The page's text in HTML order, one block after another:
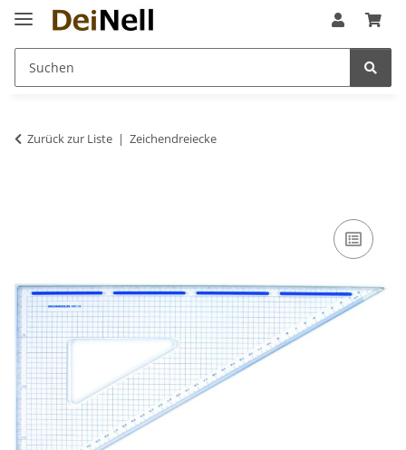
Zurück zur Liste Zeichendreiecke